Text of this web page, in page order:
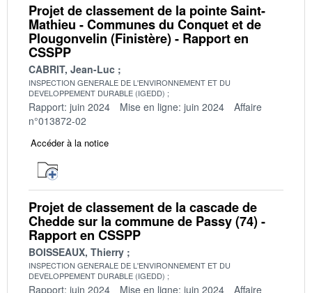
Projet de classement de la pointe Saint-
Mathieu - Communes du Conquet et de
Plougonvelin (Finistère) - Rapport en
CSSPP
CABRIT, Jean-Luc
INSPECTION GENERALE DE L'ENVIRONNEMENT ET DU
DEVELOPPEMENT DURABLE (IGEDD)
Rapport: juin 2024 Mise en ligne: juin 2024
Affaire
n°013872-02
Accéder à la notice
Projet de classement de la cascade de
Chedde sur la commune de Passy (74) -
Rapport en CSSPP
BOISSEAUX, Thierry
INSPECTION GENERALE DE L'ENVIRONNEMENT ET DU
DEVELOPPEMENT DURABLE (IGEDD)
Rapport: juin 2024 Mise en ligne: juin 2024
Affaire